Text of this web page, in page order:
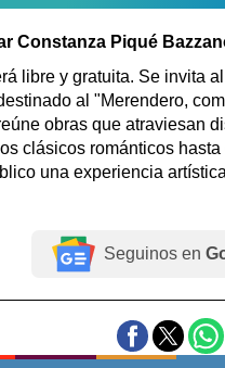
Constanza Piqué
libre y gratuita. Se invita
al "Merendero,
obras que atraviesan
clásicos románticos
una experiencia
Seguinos en